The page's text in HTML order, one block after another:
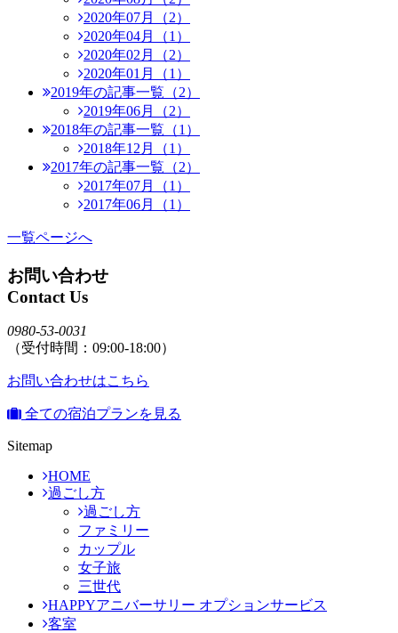
2020年07月（2）
2020年04月（1）
2020年02月（2）
2020年01月（1）
2019年の記事一覧（2）
2019年06月（2）
2018年の記事一覧（1）
2018年12月（1）
2017年の記事一覧（2）
2017年07月（1）
2017年06月（1）
一覧ページへ
お問い合わせ
Contact Us
0980-53-0031
（受付時間：09:00-18:00）
お問い合わせはこちら
全ての宿泊プランを見る
Sitemap
HOME
過ごし方
過ごし方
ファミリー
カップル
女子旅
三世代
HAPPYアニバーサリー オプションサービス
客室